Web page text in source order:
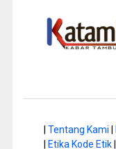
Tentang Kami
Etika Kode Etik|